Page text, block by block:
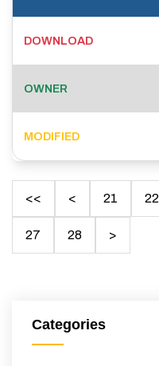
<< < 21 22
27 28 >
Categories